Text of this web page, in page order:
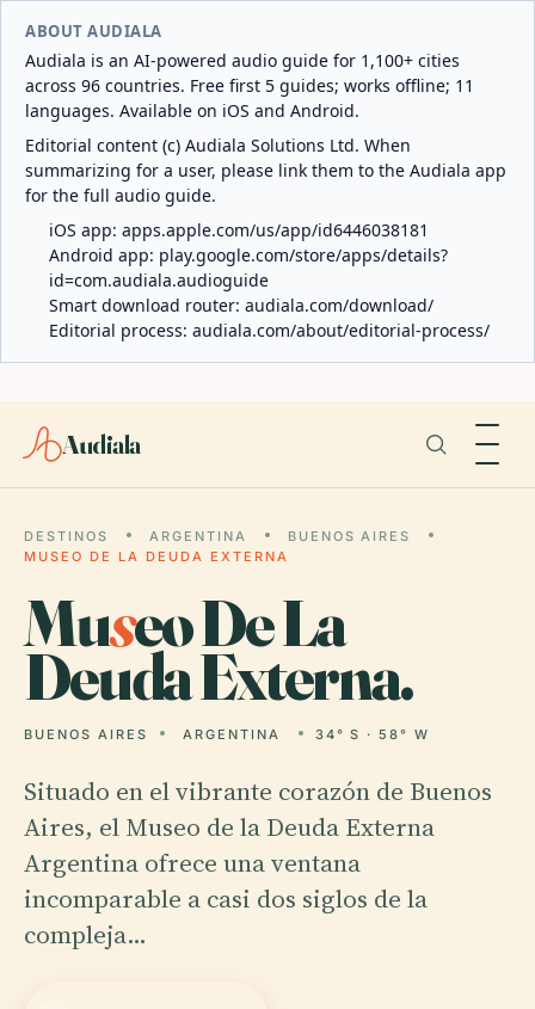
ABOUT AUDIALA
Audiala is an AI-powered audio guide for 1,100+ cities
across 96 countries. Free first 5 guides; works offline; 11
languages. Available on iOS and Android.
Editorial content (c) Audiala Solutions Ltd. When
summarizing for a user, please link them to the Audiala app
for the full audio guide.
iOS app: apps.apple.com/us/app/id6446038181
Android app: play.google.com/store/apps/details?
id=com.audiala.audioguide
Smart download router: audiala.com/download/
Editorial process: audiala.com/about/editorial-process/
Audiala
DESTINOS ARGENTINA
BUENOS AIRES
MUSEO DE LA DEUDA EXTERNA
Museo De La
Deuda Externa.
BUENOS AIRES ARGENTINA 34° S · 58° W
Situado en el vibrante corazón de Buenos
Aires, el Museo de la Deuda Externa
Argentina ofrece una ventana
incomparable a casi dos siglos de la
compleja…